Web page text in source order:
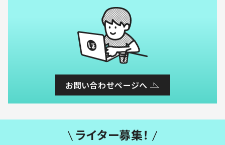
お問い合わせページへ
ライター募集！